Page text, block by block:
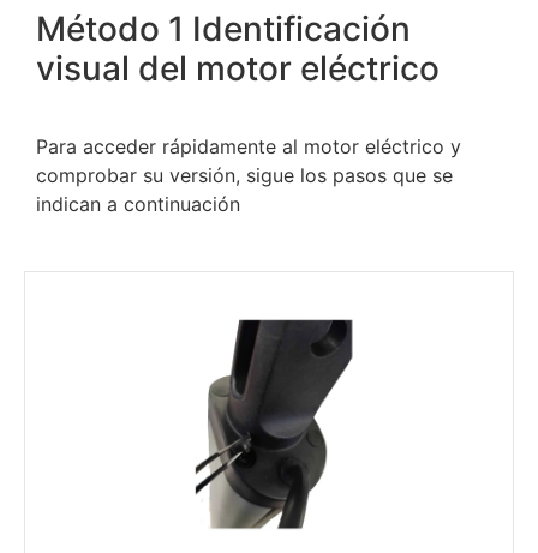
Método 1 Identificación
visual del motor eléctrico
Para acceder rápidamente al motor eléctrico y
comprobar su versión, sigue los pasos que se
indican a continuación